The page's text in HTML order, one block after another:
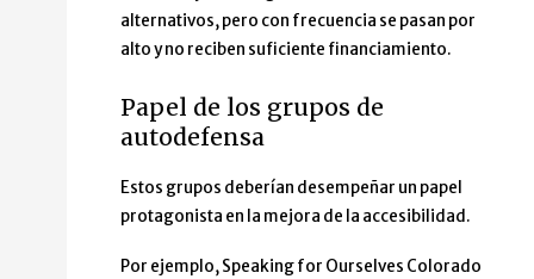
alternativos, pero con frecuencia se pasan por
alto y no reciben suficiente financiamiento.
Papel de los grupos de
autodefensa
Estos grupos deberían desempeñar un papel
protagonista en la mejora de la accesibilidad.
Por ejemplo, Speaking for Ourselves Colorado